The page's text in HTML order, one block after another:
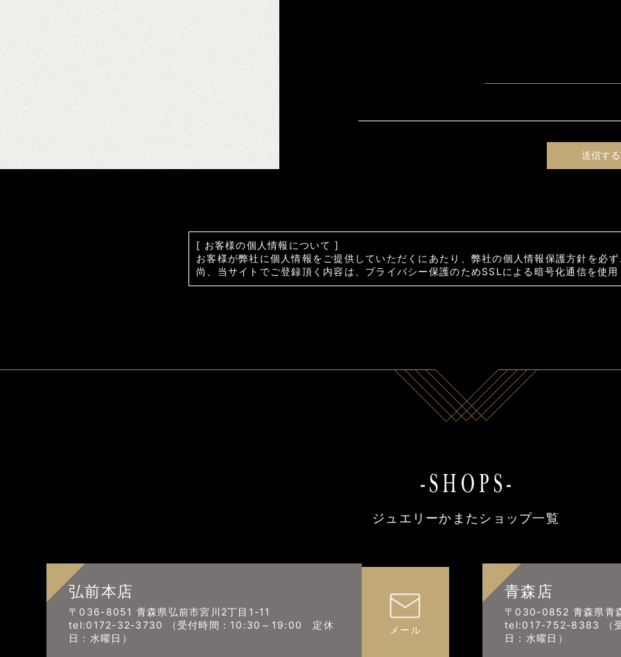
[ お客様の個人情報について ]
お客様が弊社に個人情報をご提供していただくにあたり、弊社の個人情報保護方針を必
尚、当サイトでご登録頂く内容は、プライバシー保護のためSSLによる暗号化通信を使
ジュエリーかまたショップ一覧
弘前本店
〒036-8051 青森県弘前市宮川2丁目1-11
tel:0172-32-3730 （受付時間：10:30～19:00 定休
日：水曜日）
メール
青森店
〒030-0852 青森県青
tel:017-752-8383 （
日：水曜日）